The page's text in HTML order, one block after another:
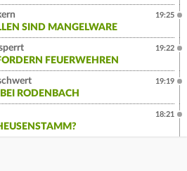
SIND MANGELWARE
19:25
FEUERWEHREN
19:22
RODENBACH
19:19
18:21